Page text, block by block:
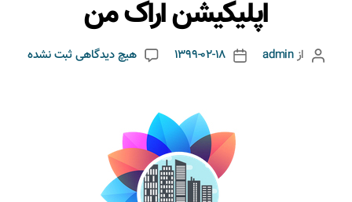
اپلیکیشن اراک من
ازadmin
1399-02-18 هیچ دیدگاهیثبت نشده